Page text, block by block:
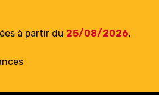
à partir du 25/08/2026.